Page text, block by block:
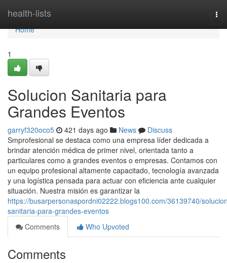
health-lists
Home
Home
1
Solucion Sanitaria para
Grandes Eventos
garryf320oco5 421 days ago News
Discuss
Smprofesional se destaca como una empresa líder dedicada a
brindar atención médica de primer nivel, orientada tanto a
particulares como a grandes eventos o empresas. Contamos con
un equipo profesional altamente capacitado, tecnología avanzada
y una logística pensada para actuar con eficiencia ante cualquier
situación. Nuestra misión es garantizar la
https://busarpersonaspordni02222.blogs100.com/36139740/
sanitaria-para-grandes-eventos
Comments
Who Upvoted
Comments